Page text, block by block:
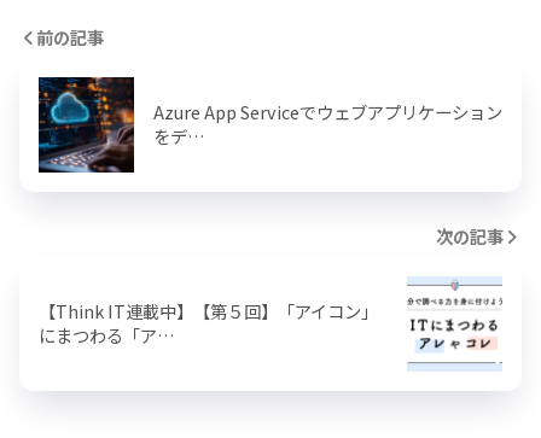
前の記事
Azure App Serviceでウェブアプリケーション
をデ…
次の記事
【Think IT連載中】【第５回】「アイコン」
にまつわる「ア…